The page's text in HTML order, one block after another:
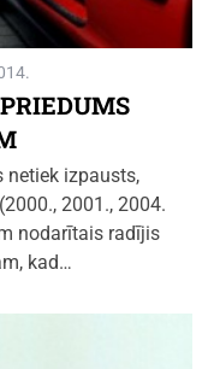
netiek izpausts,
2001., 2004.
nodarītais radījis
kad…